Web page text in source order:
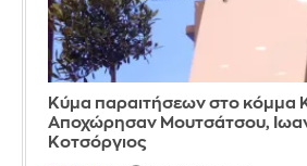
Κύμα παραιτήσεων στο κόμμα
Αποχώρησαν Μουτσάτσου,
Κοτσόργιος